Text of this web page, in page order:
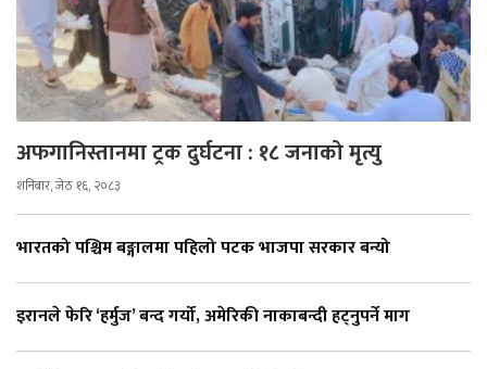
अफगानिस्तानमा ट्रक दुर्घटना : १८ जनाको मृत्यु
शनिबार, जेठ १६, २०८३
भारतको पश्चिम बङ्गालमा पहिलो पटक भाजपा सरकार बन्यो
इरानले फेरि ‘हर्मुज’ बन्द गर्यो, अमेरिकी नाकाबन्दी हट्नुपर्ने माग